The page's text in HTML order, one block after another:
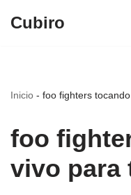
Cubiro
Inicio - foo fighters
foo
vivo para